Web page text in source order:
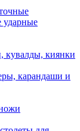
ударные
кувалды, киянки
карандаши и